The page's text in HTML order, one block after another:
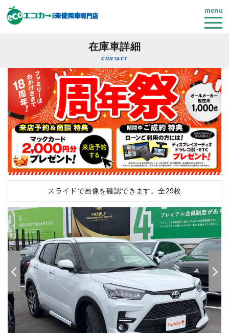
menu
在庫車詳細
CONTACT
スライドで画像を確認できます。全29枚